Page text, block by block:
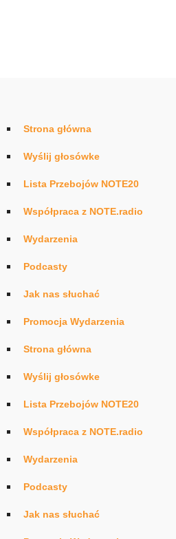
Strona główna
Wyślij głosówke
Lista Przebojów NOTE20
Współpraca z NOTE.radio
Wydarzenia
Podcasty
Jak nas słuchać
Promocja Wydarzenia
Strona główna
Wyślij głosówke
Lista Przebojów NOTE20
Współpraca z NOTE.radio
Wydarzenia
Podcasty
Jak nas słuchać